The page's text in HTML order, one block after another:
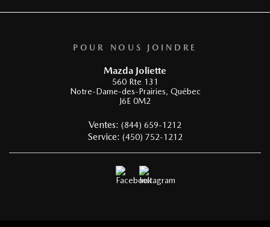
POUR NOUS JOINDRE
Mazda Joliette
560 Rte 131
Notre-Dame-des-Prairies, Québec
J6E 0M2
Ventes: (844) 659-1212
Service: (450) 752-1212